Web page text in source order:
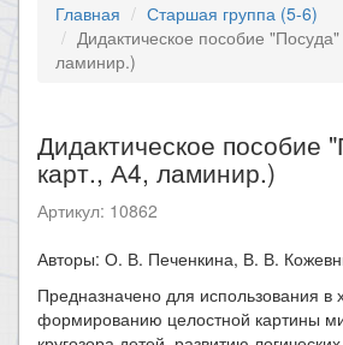
Главная
Старшая группа (5-6)
Дидактическое пособие
ламинир.)
Дидактическое пособие
карт., А4, ламинир.)
Артикул: 10862
Авторы: О. В. Печенкина, В. В.
Предназначено для использования в
формированию целостной картины